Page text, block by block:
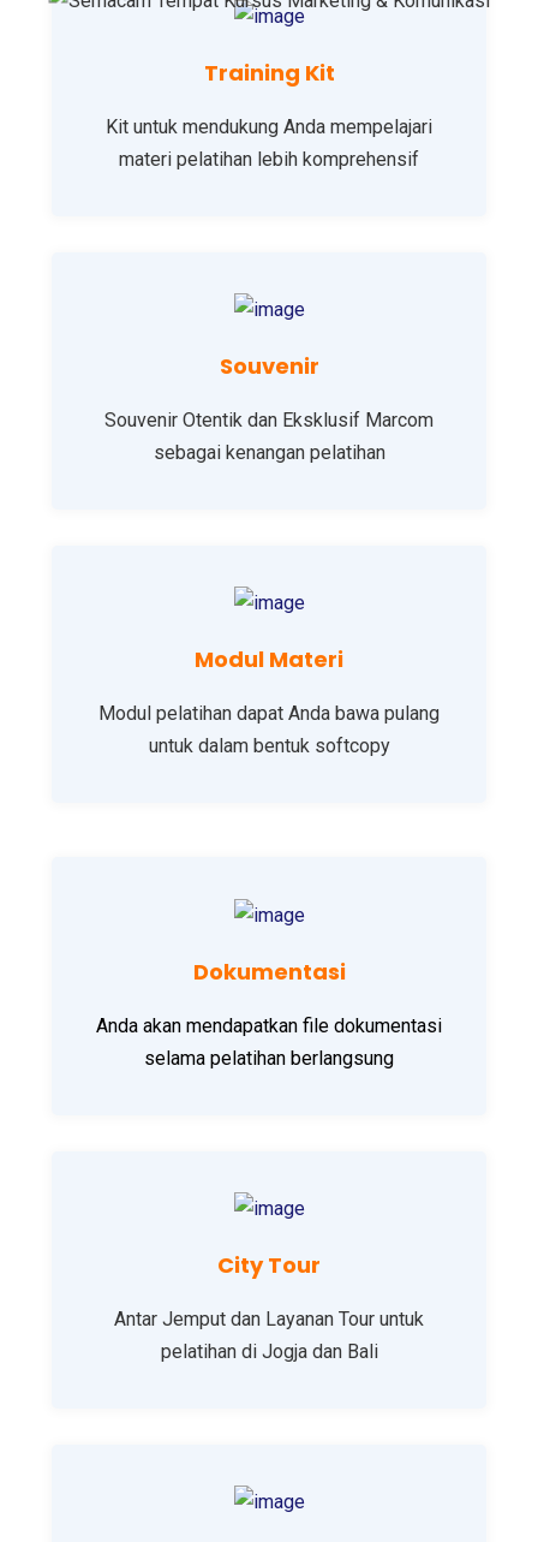
Training Kit
Kit untuk mendukung Anda mempelajari
materi pelatihan lebih komprehensif
Souvenir
Souvenir Otentik dan Eksklusif Marcom
sebagai kenangan pelatihan
Modul Materi
Modul pelatihan dapat Anda bawa pulang
untuk dalam bentuk softcopy
Dokumentasi
Anda akan mendapatkan file dokumentasi
selama pelatihan berlangsung
City Tour
Antar Jemput dan Layanan Tour untuk
pelatihan di Jogja dan Bali